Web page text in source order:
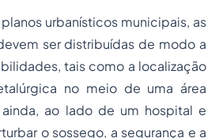
urbanísticos municipais, as
ser distribuídas de modo a
tais como a localização
no meio de uma área
ao lado de um hospital e
o sossego, a segurança e a